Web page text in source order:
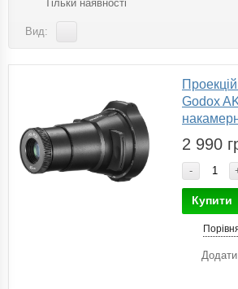
Тільки наявності
Вид:
Godox
2 990
-
Купити